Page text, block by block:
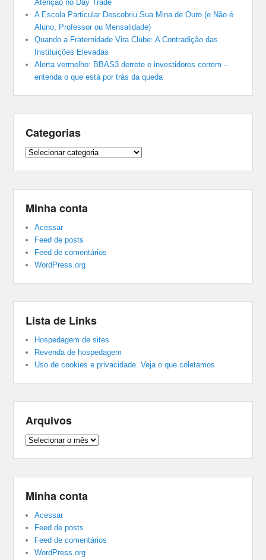
Atenção no Day Trade
A Escola Particular Descobriu Sua Mina de Ouro (e Não é
Aluno, Professor ou Mensalidade)
Quando a Fraternidade Vira Clube: A Contradição das
Instituições Elevadas
Alerta vermelho: BBAS3 derrete e investidores correm –
entenda o que está por trás da queda
Categorias
Categorias
Minha conta
Acessar
Feed de posts
Feed de comentários
WordPress.org
Lista de Links
Hospedagem de sites
Revenda de hospedagem
Uso de cookies e privacidade. Veja o que coletamos
Arquivos
Arquivos
Minha conta
Acessar
Feed de posts
Feed de comentários
WordPress.org